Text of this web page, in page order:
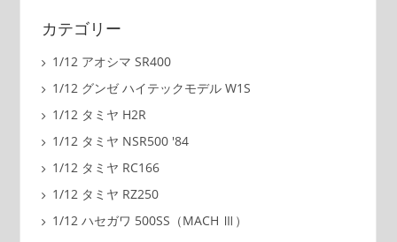
カテゴリー
1/12 アオシマ SR400
1/12 グンゼ ハイテックモデル W1S
1/12 タミヤ H2R
1/12 タミヤ NSR500 '84
1/12 タミヤ RC166
1/12 タミヤ RZ250
1/12 ハセガワ 500SS（MACH Ⅲ）